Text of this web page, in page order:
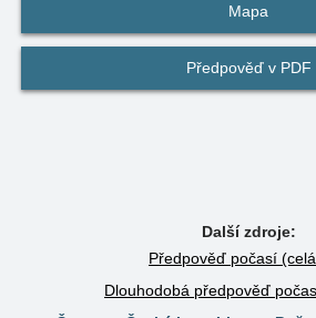
Mapa
Předpověď v PDF
Další zdroje:
Předpověď počasí
Dlouhodobá předpověď